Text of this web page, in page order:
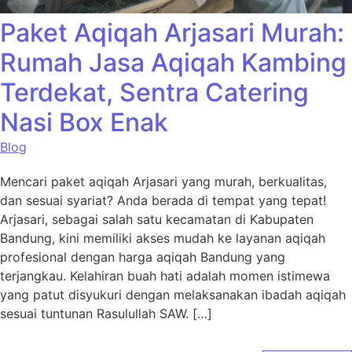
Paket Aqiqah Arjasari Murah:
Rumah Jasa Aqiqah Kambing
Terdekat, Sentra Catering
Nasi Box Enak
Blog
Mencari paket aqiqah Arjasari yang murah, berkualitas,
dan sesuai syariat? Anda berada di tempat yang tepat!
Arjasari, sebagai salah satu kecamatan di Kabupaten
Bandung, kini memiliki akses mudah ke layanan aqiqah
profesional dengan harga aqiqah Bandung yang
terjangkau. Kelahiran buah hati adalah momen istimewa
yang patut disyukuri dengan melaksanakan ibadah aqiqah
sesuai tuntunan Rasulullah SAW. […]